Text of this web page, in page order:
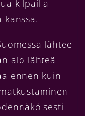
kilpailla
lähtee
aio lähteä
ennen kuin